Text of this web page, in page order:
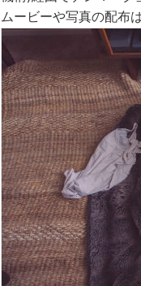
ムービーや写真の配布